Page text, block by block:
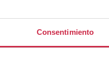
Consentimiento